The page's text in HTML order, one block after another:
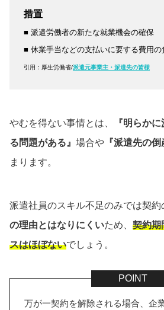
措置
■ 派遣労働者の新たな就業機会の確保
■ 休業手当などの支払いに要する費用の
引用：厚生労働省/派遣元事業主・派遣先の皆様
やむを得ない事情とは、
『明らか
る問題がある』 場合や 『派遣先の倒
まります。
派遣社員のスキル不足のみでは契約
の理由とはなりにくいため、 契約期
スはほぼないでしょう。
万が一契約を解除される場合、企